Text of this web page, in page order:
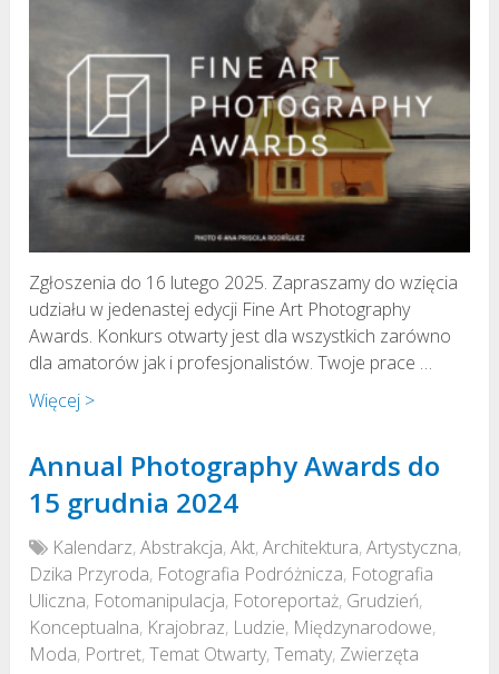
Zgłoszenia do 16 lutego 2025. Zapraszamy do wzięcia
udziału w jedenastej edycji Fine Art Photography
Awards. Konkurs otwarty jest dla wszystkich zarówno
dla amatorów jak i profesjonalistów. Twoje prace …
Więcej >
Annual Photography Awards do
15 grudnia 2024
Kalendarz,Abstrakcja,Akt,Architektura,Artystyczna,
Dzika Przyroda, Fotografia Podróżnicza, Fotografia
Uliczna, Fotomanipulacja, Fotoreportaż, Grudzień,
Konceptualna, Krajobraz, Ludzie, Międzynarodowe,
Moda, Portret,Temat Otwarty,Tematy, Zwierzęta